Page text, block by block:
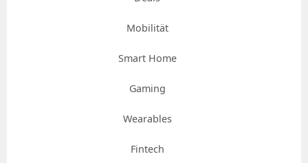
Mobilität
Smart Home
Gaming
Wearables
Fintech